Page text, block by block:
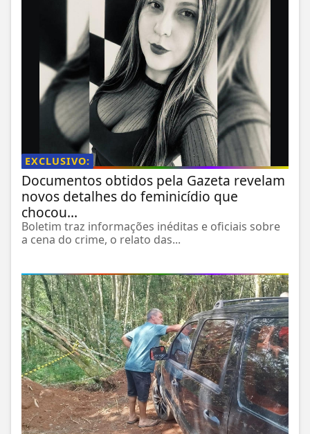
EXCLUSIVO:
Documentos obtidos pela Gazeta revelam
novos detalhes do feminicídio que
chocou...
Boletim traz informações inéditas e oficiais sobre
a cena do crime, o relato das...